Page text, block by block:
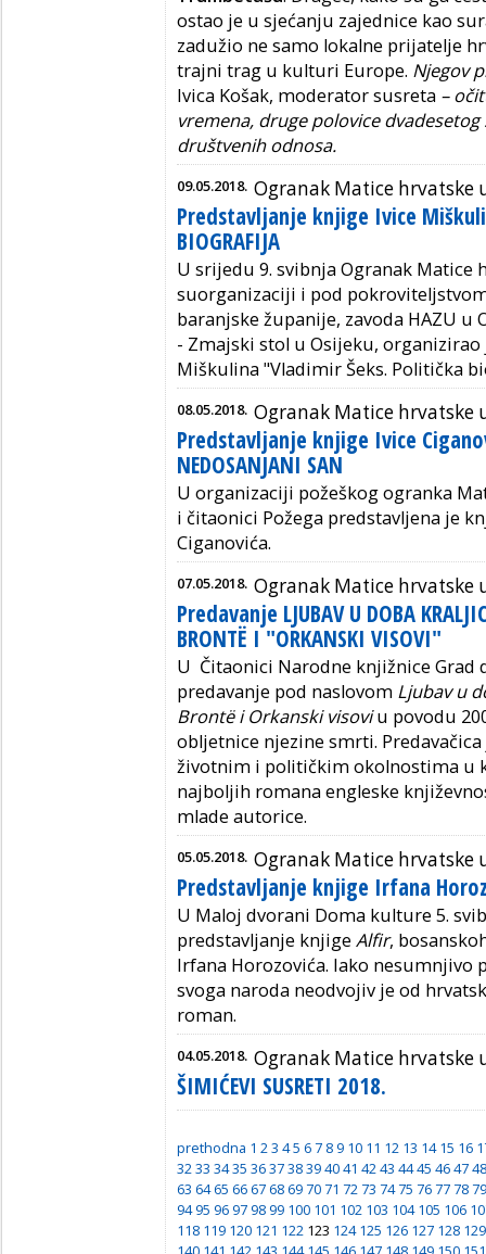
ostao je u sjećanju zajednice kao
zadužio ne samo lokalne prijatelje
trajni trag u kulturi Europe. Njegov
Ivica Košak, moderator susreta –
vremena, druge polovice
društvenih odnosa.
09.05.2018. Ogranak Matice hrvatske
Predstavljanje knjige Ivice
BIOGRAFIJA
U srijedu 9. svibnja Ogranak Matice
suorganizaciji i pod
baranjske županije, zavoda HAZU u
- Zmajski stol u Osijeku,
Miškulina "Vladimir Šeks. Politička
08.05.2018. Ogranak Matice hrvatske
Predstavljanje knjige Ivice
NEDOSANJANI SAN
U organizaciji požeškog ogranka
i čitaonici Požega predstavljena je
Ciganovića.
07.05.2018. Ogranak Matice hrvatske
Predavanje LJUBAV U DOBA
BRONTË I "ORKANSKI VISOVI"
U Čitaonici Narodne knjižnice Grad
predavanje pod naslovom Ljubav u
Brontë i Orkanski visoviu povodu
obljetnice njezine smrti.
životnim i političkim okolnostima u
najboljih romana engleske
mlade autorice.
05.05.2018. Ogranak Matice hrvatske
Predstavljanje knjige Irfana
U Maloj dvorani Doma kulture 5.
predstavljanje knjige Alfir,
Irfana Horozovića. Iako nesumnjivo
svoga naroda neodvojiv je od
roman.
04.05.2018. Ogranak Matice hrvatske
ŠIMIĆEVI SUSRETI 2018.
prethodna 1 23 45 6 7 8 9 10 11 12 13 14 15 16
3233 3435 363738394041 4243 4445 464748
63 64 65 66 67 68 69 70 71 72 73 74 75 76 77 78 79
94 95 96 97 98 99 100 101 102 103 104 105 106
118 119 120 121 122 123 124 125 126 127 128 129